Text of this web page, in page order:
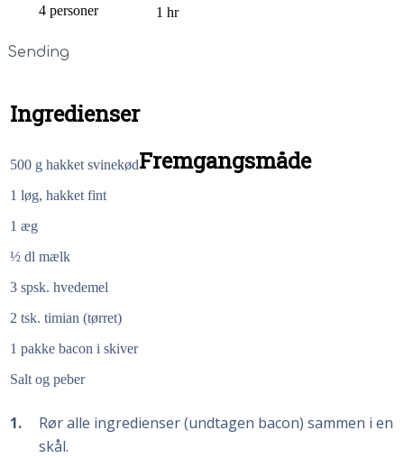
4 personer 1 hr
Sending
Ingredienser
500 g hakket svinekød
1 løg, hakket fint
1 æg
½ dl mælk
3 spsk. hvedemel
2 tsk. timian (tørret)
1 pakke bacon i skiver
Salt og peber
Fremgangsmåde
1
Rør alle ingredienser (undtagen bacon) sammen i en
skål.